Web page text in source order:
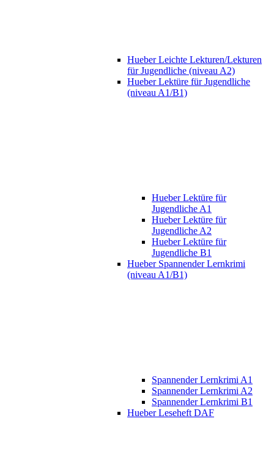
Hueber Leichte Lekturen/Lekturen
für Jugendliche (niveau A2)
Hueber Lektüre für Jugendliche
(niveau A1/B1)
Hueber Lektüre für
Jugendliche A1
Hueber Lektüre für
Jugendliche A2
Hueber Lektüre für
Jugendliche B1
Hueber Spannender Lernkrimi
(niveau A1/B1)
Spannender Lernkrimi A1
Spannender Lernkrimi A2
Spannender Lernkrimi B1
Hueber Leseheft DAF